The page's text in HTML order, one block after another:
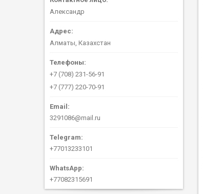
Александр
Алматы, Казахстан
+7 (708) 231-56-91
+7 (777) 220-70-91
3291086@mail.ru
+77013233101
+77082315691